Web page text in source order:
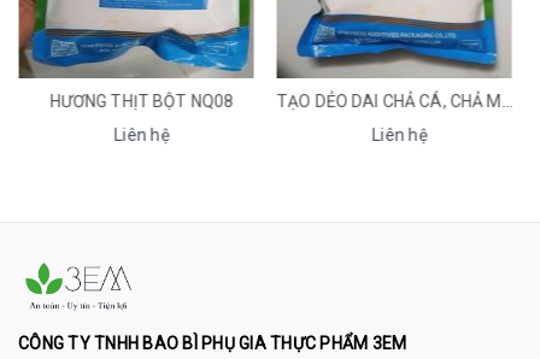
HƯƠNG THỊT BỘT NQ08
Liên hệ
Liên hệ
CÔNG TY TNHH BAO BÌ PHỤ GIA THỰC PHẨM 3EM